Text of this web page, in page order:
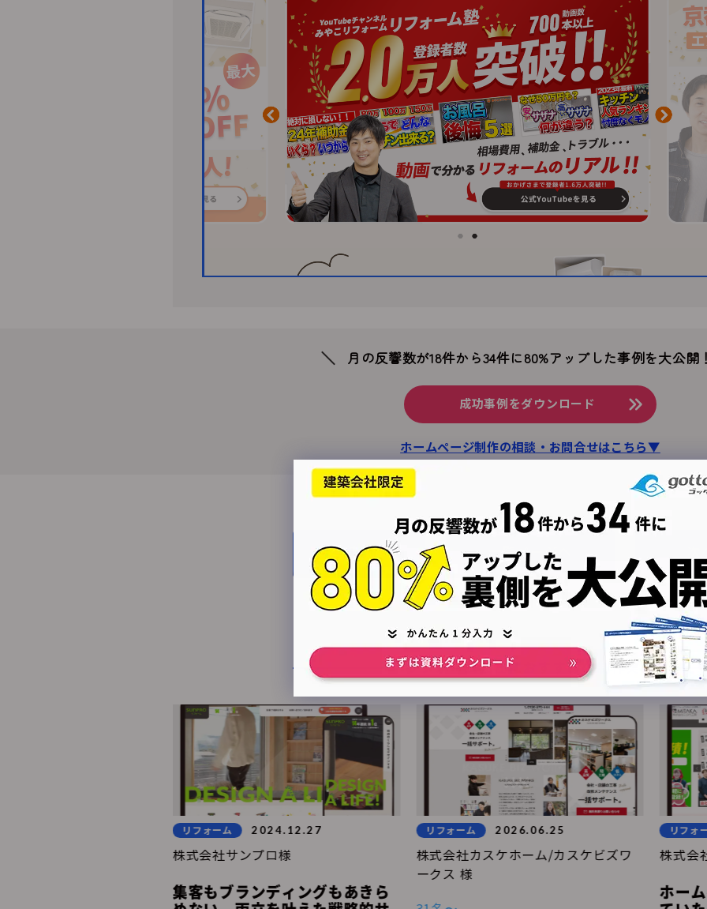
月の反響数が18件から34件に80%アップした事例を大公開
成功事例をダウンロード
ホームページ制作の相談・お問合せはこちら▼
前へ 一覧ページへ
リフォーム会社に おすすめの制作実績
リフォーム 2024.12.27
株式会社サンプロ様
集客もブランディングもあきら
リフォーム 2026.06.25
株式会社カスケホーム/カスケビズワ
ークス 様
リフォ
株式会
ホー